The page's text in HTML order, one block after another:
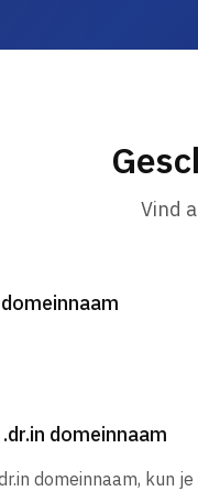
Vind
domeinnaam
domeinnaam, kun